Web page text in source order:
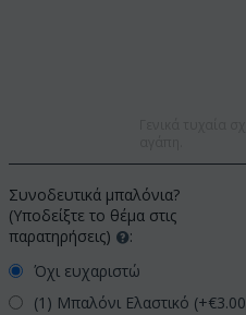
Συνοδευτικά μπαλόνια?
(Υποδείξτε το θέμα στις
παρατηρήσεις)
:
Όχι ευχαριστώ
(1) Μπαλόνι Ελαστικό (+€3.00